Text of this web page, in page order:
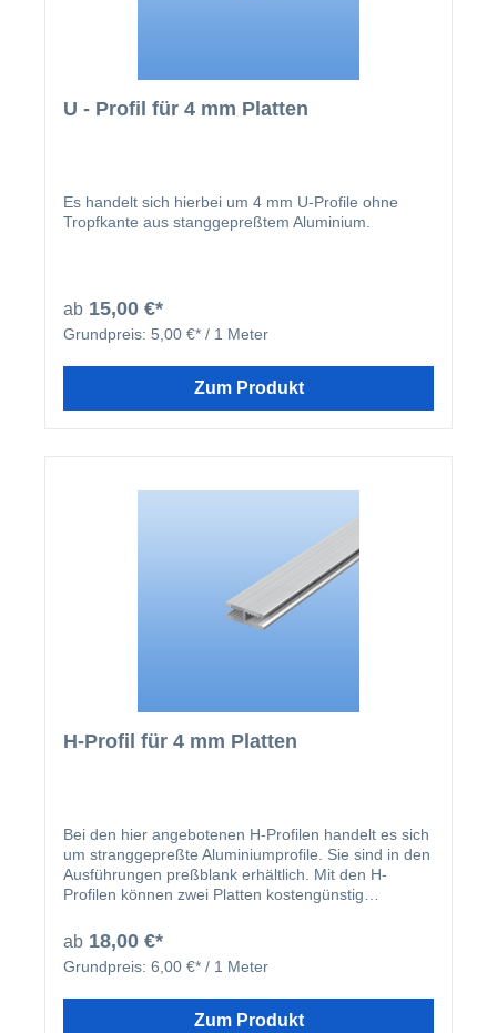
U - Profil für 4 mm Platten
Es handelt sich hierbei um 4 mm U-Profile ohne
Tropfkante aus stanggepreßtem Aluminium.
ab 15,00 €*
Grundpreis: 5,00 €* / 1 Meter
Zum Produkt
H-Profil für 4 mm Platten
Bei den hier angebotenen H-Profilen handelt es sich
um stranggepreßte Aluminiumprofile. Sie sind in den
Ausführungen preßblank erhältlich. Mit den H-
Profilen können zwei Platten kostengünstig
ab 18,00 €*
Grundpreis: 6,00 €* / 1 Meter
Zum Produkt